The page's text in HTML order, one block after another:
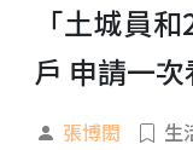
「土城員
戶 申請一次
張博閎 生